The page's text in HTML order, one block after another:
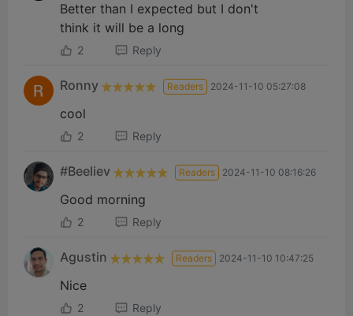
Better than I expected but I don't
think it will be a long
2 Reply
Ronny Readers 2024-11-10 05:27:08
cool
2 Reply
#Beeliev Readers 2024-11-10 08:16:26
Good morning
2 Reply
Agustin Readers 2024-11-10 10:47:25
Nice
2 Reply